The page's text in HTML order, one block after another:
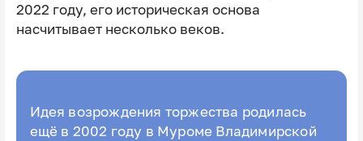
2022 году, его историческая основа
насчитывает несколько веков.
Идея возрождения торжества родилась
ещё в 2002 году в Муроме Владимирской